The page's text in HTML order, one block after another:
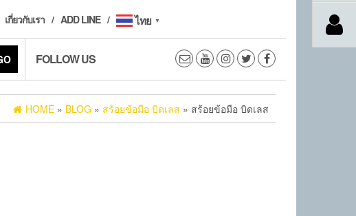
เกี่ยวกับเรา ADD LINE ไทย ▼
FOLLOW US
HOME » BLOG » สร้อยข้อมือ บิดเลส » สร้อยข้อมือ บิดเลส